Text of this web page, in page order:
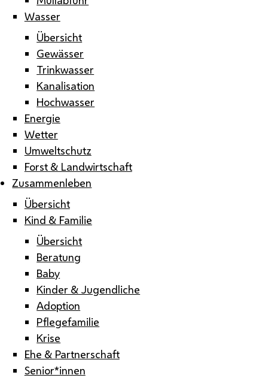
Wasser
Übersicht
Gewässer
Trinkwasser
Kanalisation
Hochwasser
Energie
Wetter
Umweltschutz
Forst & Landwirtschaft
Zusammenleben
Übersicht
Kind & Familie
Übersicht
Beratung
Baby
Kinder & Jugendliche
Adoption
Pflegefamilie
Krise
Ehe & Partnerschaft
Senior*innen